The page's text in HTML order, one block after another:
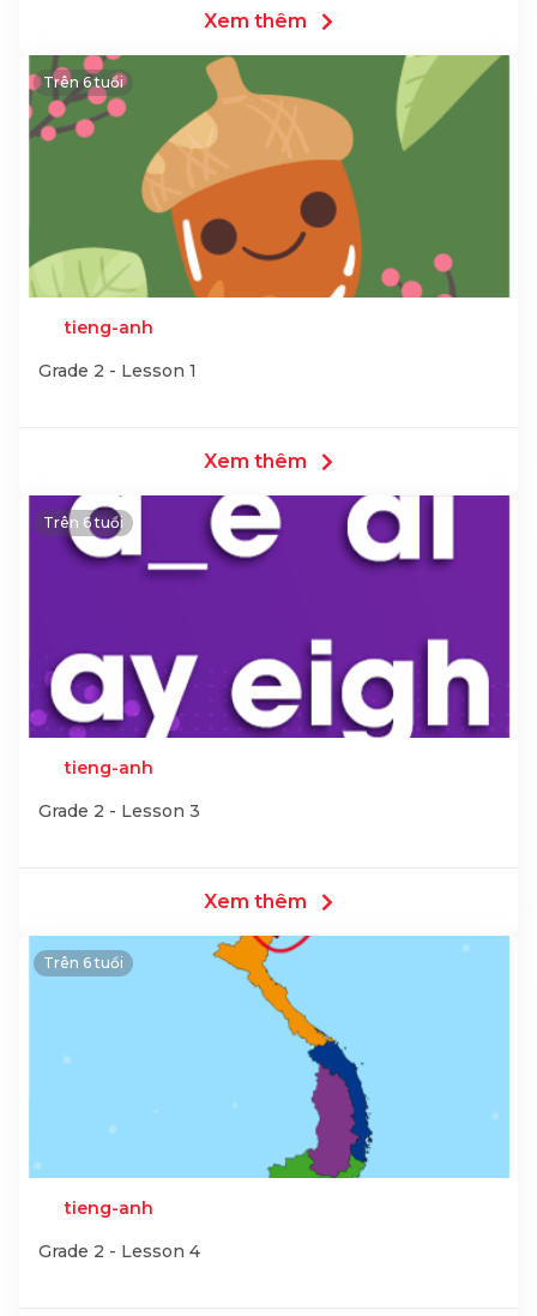
Xem thêm
Trên 6 tuổi
tieng-anh
Grade 2 - Lesson 1
Xem thêm
Trên 6 tuổi
tieng-anh
Grade 2 - Lesson 3
Xem thêm
Trên 6 tuổi
tieng-anh
Grade 2 - Lesson 4